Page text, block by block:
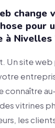
change
pour
à Nivelles
Un site
connaître
vitrines
les